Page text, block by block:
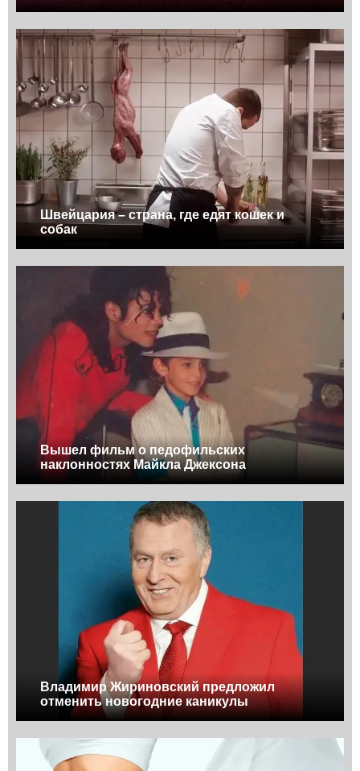
Швейцария – страна, где едят кошек и
собак
Вышел фильм о педофильских
наклонностях Майкла Джексона
Владимир Жириновский предложил
отменить новогодние каникулы